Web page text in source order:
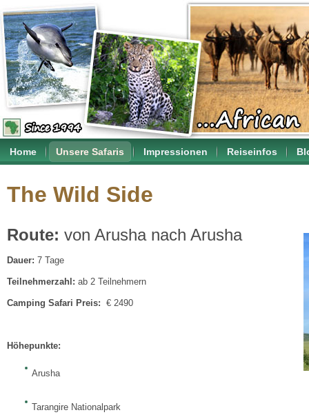
Home Unsere Safaris Impressionen Reiseinfos
The Wild Side
Route: von Arusha nach Arusha
Dauer: 7 Tage
Teilnehmerzahl: ab 2 Teilnehmern
Camping Safari Preis: € 2490
Höhepunkte:
Arusha
Tarangire Nationalpark